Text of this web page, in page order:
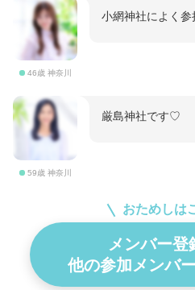
46歳 神奈川
小網神社によく参
59歳 神奈川
厳島神社です♡
おためしは
メンバー登
他の参加メンバ